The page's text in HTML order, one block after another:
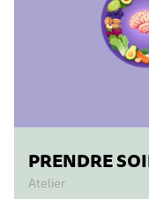
PRENDRE
Atelier